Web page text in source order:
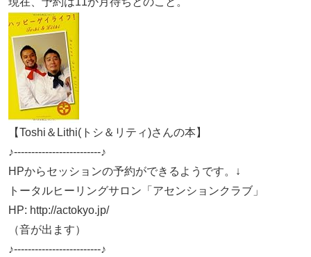
【Toshi＆Lithi(トシ＆リティ)さんの本】
♪-------------------------♪
HPからセッションの予約ができるようです。↓
トータルヒーリングサロン「アセンションクラブ」
HP: http://actokyo.jp/
（音が出ます）
♪-------------------------♪